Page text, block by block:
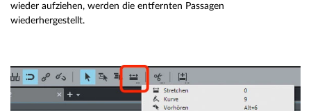
wieder aufziehen, werden die entfernten Passagen
wiederhergestellt.